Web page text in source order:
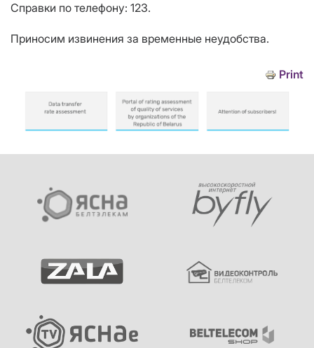
Справки по телефону: 123.
Приносим извинения за временные неудобства.
Print